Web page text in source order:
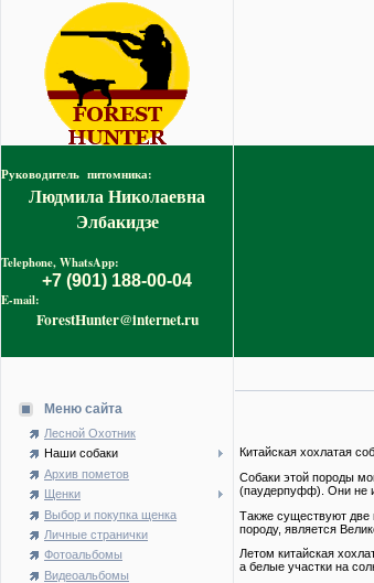
Руководитель питомника:
Людмила Николаевна
Элбакидзе
Telephone, WhatsApp:
+7 (901) 188-00-04
E-mail:
ForestHunter@internet.ru
Меню сайта
Лесной Охотник
Наши собаки
Архив пометов
Щенки
Выбор и покупка щенка
Личные странички
Фотоальбомы
Видеоальбомы
Китайская хохлатая
Собаки этой породы
(паудерпуфф). Они не
Также существуют две
породу, является
Летом китайская
а белые участки на